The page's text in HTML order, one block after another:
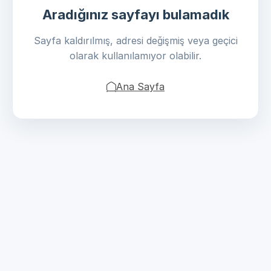
Aradığınız sayfayı bulamadık
Sayfa kaldırılmış, adresi değişmiş veya geçici
olarak kullanılamıyor olabilir.
Ana Sayfa